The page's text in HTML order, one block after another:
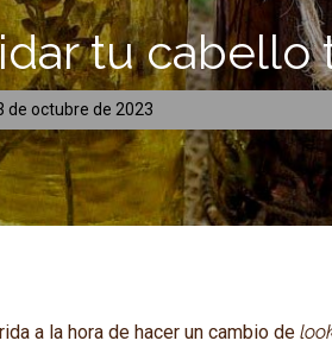
tu
de octubre de 2023
a la hora de hacer un cambio de